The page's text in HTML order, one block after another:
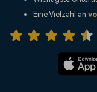
Assets
Audio
Text
Marketing &
Lifestyle & Spaß
Video-Prompts
Hilfe-Center
Eine Vielzahl an